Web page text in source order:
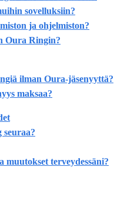
sovelluksiin?
ja ohjelmiston?
Oura Ringin?
ilman Oura-jäsenyyttä?
maksaa?
terveydessäni?